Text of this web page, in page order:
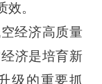
。
经济高质量
济是培育新
级的重要抓